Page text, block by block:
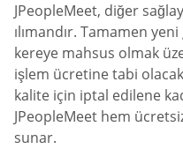
JPeopleMeet, diğer
ılımandır. Tamamen
kereye mahsus olmak
işlem ücretine tabi
kalite için iptal edilene
JPeopleMeet hem
sunar.